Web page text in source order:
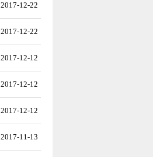
2017-12-22
2017-12-22
2017-12-12
2017-12-12
2017-12-12
2017-11-13